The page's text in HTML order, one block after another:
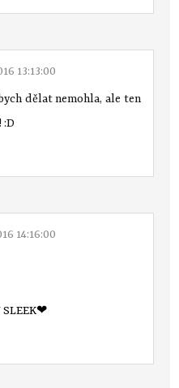
13:13:00
dělat nemohla, ale ten
14:16:00
SLEEK❤